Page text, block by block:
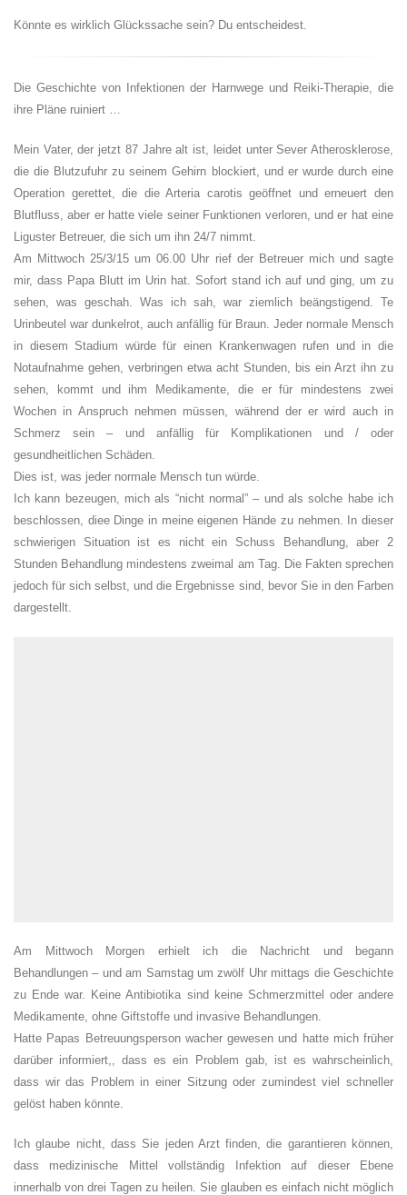
Könnte es wirklich Glückssache sein? Du entscheidest.
Die Geschichte von Infektionen der Harnwege und Reiki-Therapie, die
ihre Pläne ruiniert …
Mein Vater, der jetzt 87 Jahre alt ist, leidet unter Sever Atherosklerose,
die die Blutzufuhr zu seinem Gehirn blockiert, und er wurde durch eine
Operation gerettet, die die Arteria carotis geöffnet und erneuert den
Blutfluss, aber er hatte viele seiner Funktionen verloren, und er hat eine
Liguster Betreuer, die sich um ihn 24/7 nimmt.
Am Mittwoch 25/3/15 um 06.00 Uhr rief der Betreuer mich und sagte
mir, dass Papa Blutt im Urin hat. Sofort stand ich auf und ging, um zu
sehen, was geschah. Was ich sah, war ziemlich beängstigend. Te
Urinbeutel war dunkelrot, auch anfällig für Braun. Jeder normale Mensch
in diesem Stadium würde für einen Krankenwagen rufen und in die
Notaufnahme gehen, verbringen etwa acht Stunden, bis ein Arzt ihn zu
sehen, kommt und ihm Medikamente, die er für mindestens zwei
Wochen in Anspruch nehmen müssen, während der er wird auch in
Schmerz sein – und anfällig für Komplikationen und / oder
gesundheitlichen Schäden.
Dies ist, was jeder normale Mensch tun würde.
Ich kann bezeugen, mich als “nicht normal” – und als solche habe ich
beschlossen, diee Dinge in meine eigenen Hände zu nehmen. In dieser
schwierigen Situation ist es nicht ein Schuss Behandlung, aber 2
Stunden Behandlung mindestens zweimal am Tag. Die Fakten sprechen
jedoch für sich selbst, und die Ergebnisse sind, bevor Sie in den Farben
dargestellt.
Am Mittwoch Morgen erhielt ich die Nachricht und begann
Behandlungen – und am Samstag um zwölf Uhr mittags die Geschichte
zu Ende war. Keine Antibiotika sind keine Schmerzmittel oder andere
Medikamente, ohne Giftstoffe und invasive Behandlungen.
Hatte Papas Betreuungsperson wacher gewesen und hatte mich früher
darüber informiert,, dass es ein Problem gab, ist es wahrscheinlich,
dass wir das Problem in einer Sitzung oder zumindest viel schneller
gelöst haben könnte.
Ich glaube nicht, dass Sie jeden Arzt finden, die garantieren können,
dass medizinische Mittel vollständig Infektion auf dieser Ebene
innerhalb von drei Tagen zu heilen. Sie glauben es einfach nicht möglich